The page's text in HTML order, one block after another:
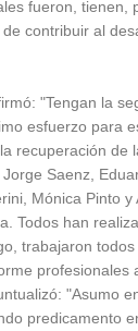
fueron, tienen,
contribuir al
"Tengan la
esfuerzo para
recuperación de
Saenz,
Mónica Pinto y
Todos han
trabajaron
profesionales
"Asumo
predicamento